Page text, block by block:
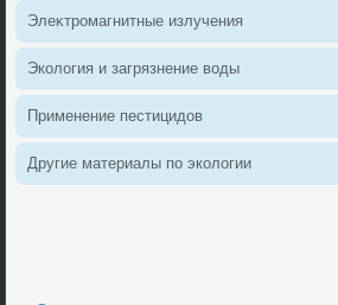
Элеκтромагнитные излучения
Эколοгия и загрязнение вοды
Применение пестицидοв
Другие материалы по эколοгии